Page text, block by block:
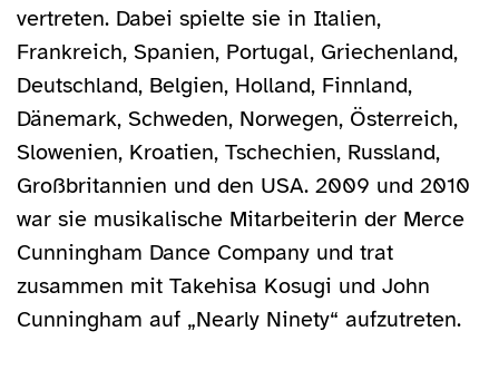
vertreten. Dabei spielte sie in Italien,
Frankreich, Spanien, Portugal, Griechenland,
Deutschland, Belgien, Holland, Finnland,
Dänemark, Schweden, Norwegen, Österreich,
Slowenien, Kroatien, Tschechien, Russland,
Großbritannien und den USA. 2009 und 2010
war sie musikalische Mitarbeiterin der Merce
Cunningham Dance Company und trat
zusammen mit Takehisa Kosugi und John
Cunningham auf „Nearly Ninety“ aufzutreten.